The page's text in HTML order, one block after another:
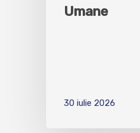
Umane
30 iulie 2026